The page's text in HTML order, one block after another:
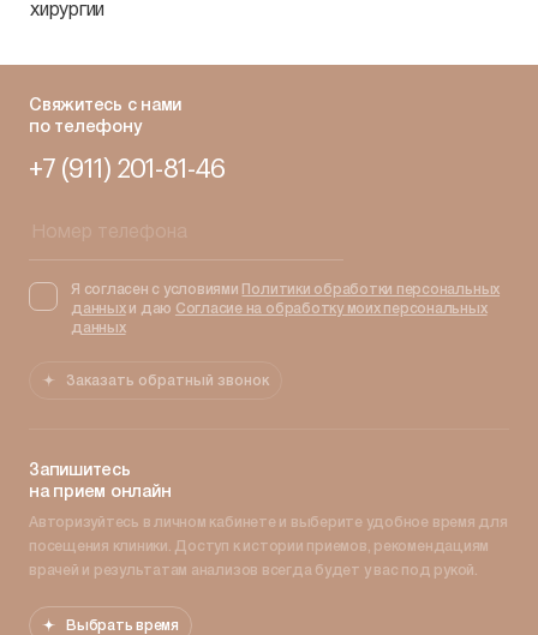
хирургии
Свяжитесь с нами
по телефону
+7 (911) 201-81-46
Я согласен с условиями Политики обработки персональных
данныхи даю Согласие на обработку моих персональных
данных
Заказать обратный звонок
Запишитесь
на прием онлайн
Авторизуйтесь в личном кабинете и выберите удобное время для
посещения клиники. Доступ к истории приемов, рекомендациям
врачей и результатам анализов всегда будет у вас под рукой.
Выбрать время